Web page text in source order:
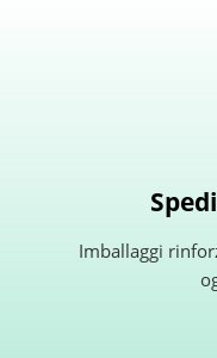
Imballaggi